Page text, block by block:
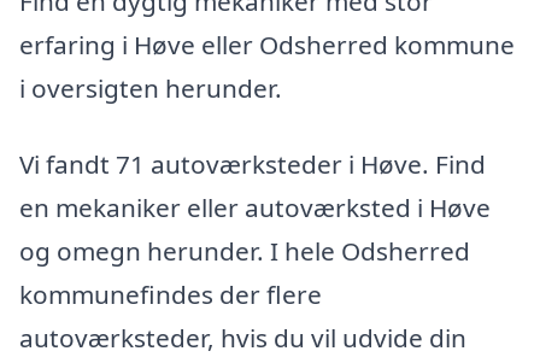
erfaring i Høve eller Odsherred kommune
i oversigten herunder.
Vi fandt 71 autoværksteder i Høve. Find
en mekaniker eller autoværksted i Høve
og omegn herunder. I hele Odsherred
kommunefindes der flere
autoværksteder, hvis du vil udvide din